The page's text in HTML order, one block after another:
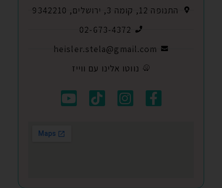
התנופה 12, קומה 3, ירושלים, 9342210
02-673-4372
heisler.stela@gmail.com
נווטו אלינו עם ווייז